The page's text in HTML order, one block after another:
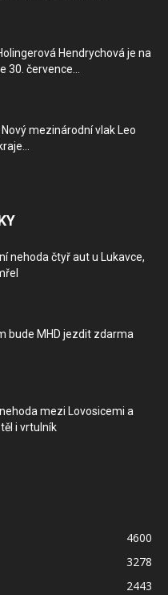
Hendrychová je na
30. července...
mezinárodní vlak Leo
nehoda čtyř aut u Lukavce,
bude MHD jezdit zdarma
mezi Lovosicemi a
i vrtulník
4600
3278
2443